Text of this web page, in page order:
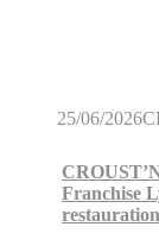
25/06/2026
Franchise